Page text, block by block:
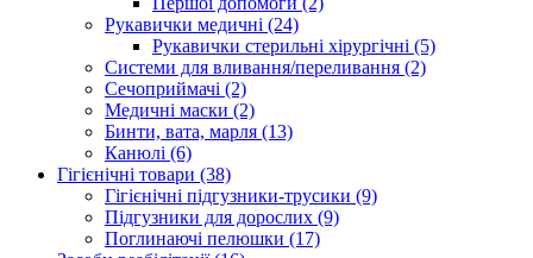
Рукавички медичні (24)
Рукавички стерильні хірургічні (5)
Системи для вливання/переливання (2)
Сечоприймачі (2)
Медичні маски (2)
Бинти, вата, марля (13)
Канюлі (6)
Гігієнічні товари (38)
Гігієнічні підгузники-трусики (9)
Підгузники для дорослих (9)
Поглинаючі пелюшки (17)